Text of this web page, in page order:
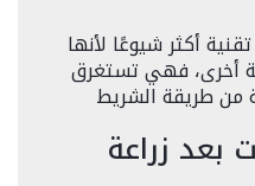
أصبحت طريقة الاستخراج FUE تقنية أكثر شيوعًا لأنها
أخرى، فهي تستغرق
من طريقة الشريط
بعد زراعة